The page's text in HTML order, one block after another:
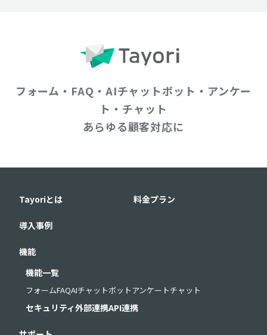
フォーム・FAQ・AIチャットボット・アンケー
ト・チャット
あらゆる顧客対応に
Tayoriとは 料金プラン
導入事例
機能
機能一覧
フォームFAQAIチャットボットアンケートチャット
セキュリティ外部連携API連携